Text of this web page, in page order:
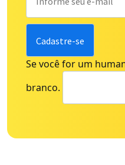
Se você for um
branco.